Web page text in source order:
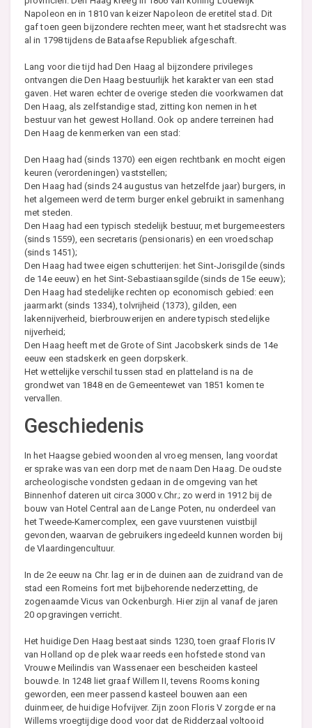
Napoleon en in 1810 van keizer Napoleon de eretitel stad. Dit
gaf toen geen bijzondere rechten meer, want het stadsrecht was
al in 1798 tijdens de Bataafse Republiek afgeschaft.
Lang voor die tijd had Den Haag al bijzondere privileges
ontvangen die Den Haag bestuurlijk het karakter van een stad
gaven. Het waren echter de overige steden die voorkwamen dat
Den Haag, als zelfstandige stad, zitting kon nemen in het
bestuur van het gewest Holland. Ook op andere terreinen had
Den Haag de kenmerken van een stad:
Den Haag had (sinds 1370) een eigen rechtbank en mocht eigen
keuren (verordeningen) vaststellen;
Den Haag had (sinds 24 augustus van hetzelfde jaar) burgers, in
het algemeen werd de term burger enkel gebruikt in samenhang
met steden.
Den Haag had een typisch stedelijk bestuur, met burgemeesters
(sinds 1559), een secretaris (pensionaris) en een vroedschap
(sinds 1451);
Den Haag had twee eigen schutterijen: het Sint-Jorisgilde (sinds
de 14e eeuw) en het Sint-Sebastiaansgilde (sinds de 15e eeuw);
Den Haag had stedelijke rechten op economisch gebied: een
jaarmarkt (sinds 1334), tolvrijheid (1373), gilden, een
lakennijverheid, bierbrouwerijen en andere typisch stedelijke
nijverheid;
Den Haag heeft met de Grote of Sint Jacobskerk sinds de 14e
eeuw een stadskerk en geen dorpskerk.
Het wettelijke verschil tussen stad en platteland is na de
grondwet van 1848 en de Gemeentewet van 1851 komen te
vervallen.
Geschiedenis
In het Haagse gebied woonden al vroeg mensen, lang voordat
er sprake was van een dorp met de naam Den Haag. De oudste
archeologische vondsten gedaan in de omgeving van het
Binnenhof dateren uit circa 3000 v.Chr.; zo werd in 1912 bij de
bouw van Hotel Central aan de Lange Poten, nu onderdeel van
het Tweede-Kamercomplex, een gave vuurstenen vuistbijl
gevonden, waarvan de gebruikers ingedeeld kunnen worden bij
de Vlaardingencultuur.
In de 2e eeuw na Chr. lag er in de duinen aan de zuidrand van de
stad een Romeins fort met bijbehorende nederzetting, de
zogenaamde Vicus van Ockenburgh. Hier zijn al vanaf de jaren
20 opgravingen verricht.
Het huidige Den Haag bestaat sinds 1230, toen graaf Floris IV
van Holland op de plek waar reeds een hofstede stond van
Vrouwe Meilindis van Wassenaer een bescheiden kasteel
bouwde. In 1248 liet graaf Willem II, tevens Rooms koning
geworden, een meer passend kasteel bouwen aan een
duinmeer, de huidige Hofvijver. Zijn zoon Floris V zorgde er na
Willems vroegtijdige dood voor dat de Ridderzaal voltooid